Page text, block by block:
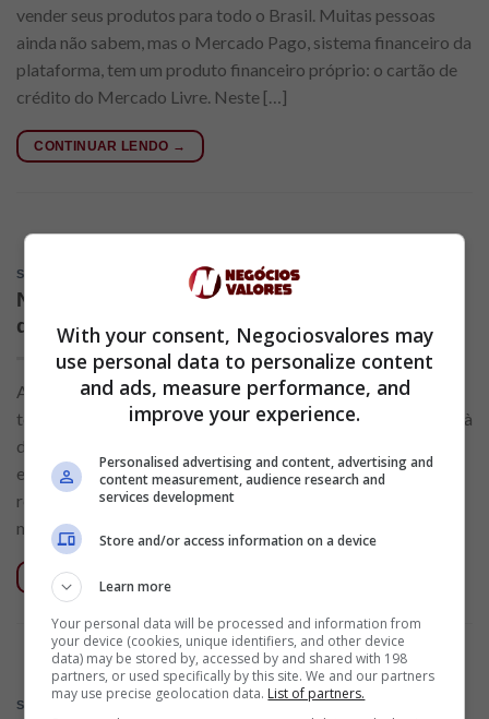
vender seus produtos para todo o Brasil. Muitas pessoas
ainda não sabem, mas o Mercado Pago, sistema financeiro da
plataforma, tem um produto financeiro próprio: o cartão de
crédito do Mercado Livre. Neste […]
CONTINUAR LENDO →
SEM CATEGORIA
Nubank, Santander SX ou Inter? Qual cartão
de crédito leva a melhor?
A cada dia mais, mais e mais opções de cartões de crédito
têm surgido no mercado financeiro. Com tantas alternativas à
disposição é normal que as dúvidas sobre qual cartão
escolher para manter um vínculo financeiro sejam mais
recorrentes. Entre os cartões que mais tem se destacado no
momento, figuram os cartões Nubank, Banco Inter […]
CONTINUAR LENDO
SEM CATEGORIA
With your consent, Negociosvalores may
use personal data to personalize content
and ads, measure performance, and
improve your experience.
Personalised advertising and content, advertising and
content measurement, audience research and
services development
Store and/or access information on a device
Learn more
Your personal data will be processed and information from
your device (cookies, unique identifiers, and other device
data) may be stored by, accessed by and shared with 198
partners, or used specifically by this site. We and our partners
may use precise geolocation data. List of partners.